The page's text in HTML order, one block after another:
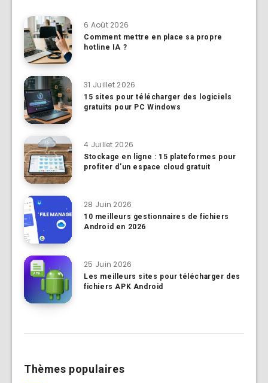
6 Août 2026
Comment mettre en place sa propre
hotline IA ?
31 Juillet 2026
15 sites pour télécharger des logiciels
gratuits pour PC Windows
4 Juillet 2026
Stockage en ligne : 15 plateformes pour
profiter d’un espace cloud gratuit
28 Juin 2026
10 meilleurs gestionnaires de fichiers
Android en 2026
25 Juin 2026
Les meilleurs sites pour télécharger des
fichiers APK Android
Thèmes populaires